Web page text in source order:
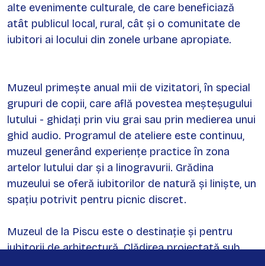
alte evenimente culturale, de care beneficiază
atât publicul local, rural, cât și o comunitate de
iubitori ai locului din zonele urbane apropiate.
Muzeul primește anual mii de vizitatori, în special
grupuri de copii, care află povestea meșteșugului
lutului - ghidați prin viu grai sau prin medierea unui
ghid audio. Programul de ateliere este continuu,
muzeul generând experiențe practice în zona
artelor lutului dar și a linogravurii. Grădina
muzeului se oferă iubitorilor de natură și liniște, un
spațiu potrivit pentru picnic discret.
Muzeul de la Piscu este o destinație și pentru
iubitorii de arhitectură. Clădirea proiectată sub